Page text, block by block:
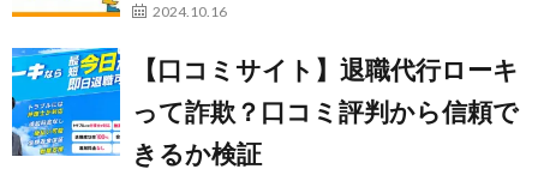
2024.10.16
【口コミサイト】退職代行ローキ
って詐欺？口コミ評判から信頼で
きるか検証